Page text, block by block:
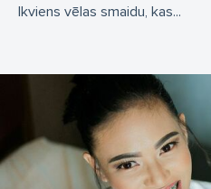
Ikviens vēlas smaidu, kas...